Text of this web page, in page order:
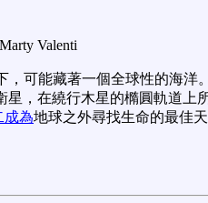
Valenti
，可能藏著一個全球性的海洋
星，在繞行木星的橢圓軌道上
成為地球之外尋找生命的最佳